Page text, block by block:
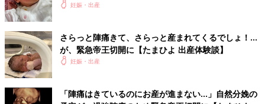
妊娠・出産
さらっと陣痛きて、さらっと産まれてくるでしょ！…
が、緊急帝王切開に【たまひよ 出産体験談】
妊娠・出産
「陣痛はきているのにお産が進まない…」自然分娩の